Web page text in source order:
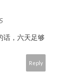
话，六天足够
Reply